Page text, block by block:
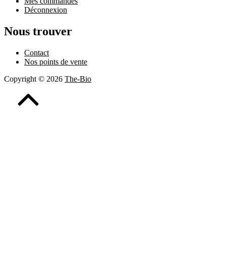
Déconnexion
Nous trouver
Contact
Nos points de vente
Copyright © 2026 The-Bio